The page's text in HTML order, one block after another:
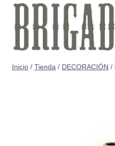
Saltar
contenido
Inicio / Tienda / DECORACIÓN /